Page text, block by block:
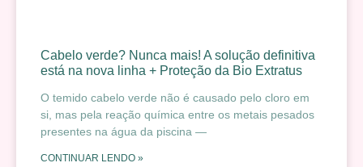
Cabelo verde? Nunca mais! A solução definitiva
está na nova linha + Proteção da Bio Extratus
O temido cabelo verde não é causado pelo cloro em
si, mas pela reação química entre os metais pesados
presentes na água da piscina —
CONTINUAR LENDO »